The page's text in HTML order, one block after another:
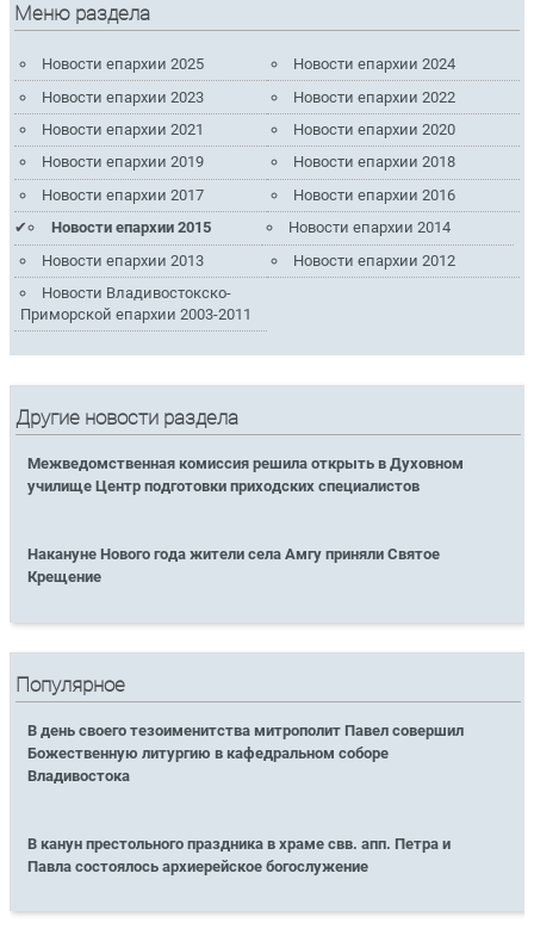
Меню раздела
Новости епархии 2025
Новости епархии 2024
Новости епархии 2023
Новости епархии 2022
Новости епархии 2021
Новости епархии 2020
Новости епархии 2019
Новости епархии 2018
Новости епархии 2017
Новости епархии 2016
Новости епархии 2015
Новости епархии 2014
Новости епархии 2013
Новости епархии 2012
Новости Владивостокско-
Приморской епархии 2003-2011
Другие новости раздела
Межведомственная комиссия решила открыть в Духовном
училище Центр подготовки приходских специалистов
Накануне Нового года жители села Амгу приняли Святое
Крещение
Популярное
В день своего тезоименитства митрополит Павел совершил
Божественную литургию в кафедральном соборе
Владивостока
В канун престольного праздника в храме свв. апп. Петра и
Павла состоялось архиерейское богослужение